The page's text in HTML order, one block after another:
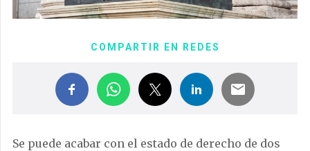
COMPARTIR EN REDES
Se puede acabar con el estado de derecho de dos